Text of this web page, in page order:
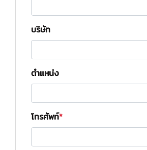
บริษัท
ตำแหน่ง
โทรศัพท์